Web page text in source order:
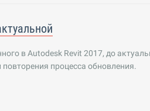
в Autodesk Revit 2017, до
процесса обновления.